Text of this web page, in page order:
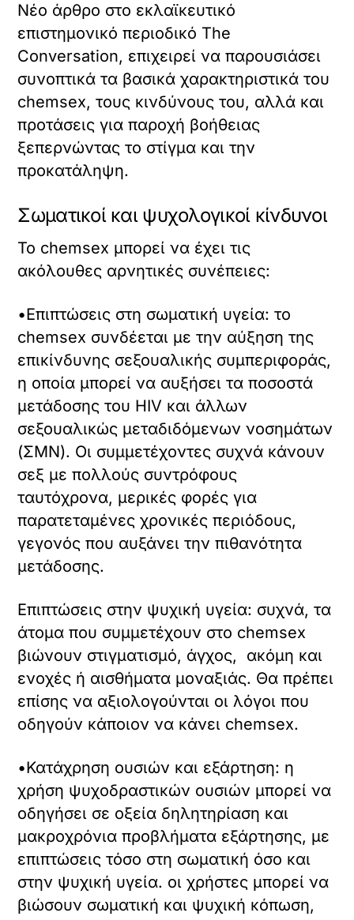
Νέο άρθρο στο εκλαϊκευτικό
επιστημονικό περιοδικό The
Conversation, επιχειρεί να παρουσιάσει
συνοπτικά τα βασικά χαρακτηριστικά του
chemsex, τους κινδύνους του, αλλά και
προτάσεις για παροχή βοήθειας
ξεπερνώντας το στίγμα και την
προκατάληψη.
Σωματικοί και ψυχολογικοί κίνδυνοι
Το chemsex μπορεί να έχει τις
ακόλουθες αρνητικές συνέπειες:
•Επιπτώσεις στη σωματική υγεία: το
chemsex συνδέεται με την αύξηση της
επικίνδυνης σεξουαλικής συμπεριφοράς,
η οποία μπορεί να αυξήσει τα ποσοστά
μετάδοσης του HIV και άλλων
σεξουαλικώς μεταδιδόμενων νοσημάτων
(ΣΜΝ). Οι συμμετέχοντες συχνά κάνουν
σεξ με πολλούς συντρόφους
ταυτόχρονα, μερικές φορές για
παρατεταμένες χρονικές περιόδους,
γεγονός που αυξάνει την πιθανότητα
μετάδοσης.
Επιπτώσεις στην ψυχική υγεία: συχνά, τα
άτομα που συμμετέχουν στο chemsex
βιώνουν στιγματισμό, άγχος, ακόμη και
ενοχές ή αισθήματα μοναξιάς. Θα πρέπει
επίσης να αξιολογούνται οι λόγοι που
οδηγούν κάποιον να κάνει chemsex.
•Κατάχρηση ουσιών και εξάρτηση: η
χρήση ψυχοδραστικών ουσιών μπορεί να
οδηγήσει σε οξεία δηλητηρίαση και
μακροχρόνια προβλήματα εξάρτησης, με
επιπτώσεις τόσο στη σωματική όσο και
στην ψυχική υγεία. οι χρήστες μπορεί να
βιώσουν σωματική και ψυχική κόπωση,